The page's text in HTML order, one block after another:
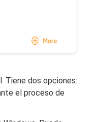
Tiene dos opciones:
el proceso de